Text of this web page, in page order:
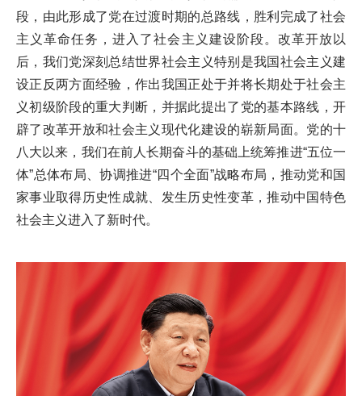
段，由此形成了党在过渡时期的总路线，胜利完成了社会
主义革命任务，进入了社会主义建设阶段。改革开放以
后，我们党深刻总结世界社会主义特别是我国社会主义建
设正反两方面经验，作出我国正处于并将长期处于社会主
义初级阶段的重大判断，并据此提出了党的基本路线，开
辟了改革开放和社会主义现代化建设的崭新局面。党的十
八大以来，我们在前人长期奋斗的基础上统筹推进“五位一
体”总体布局、协调推进“四个全面”战略布局，推动党和国
家事业取得历史性成就、发生历史性变革，推动中国特色
社会主义进入了新时代。